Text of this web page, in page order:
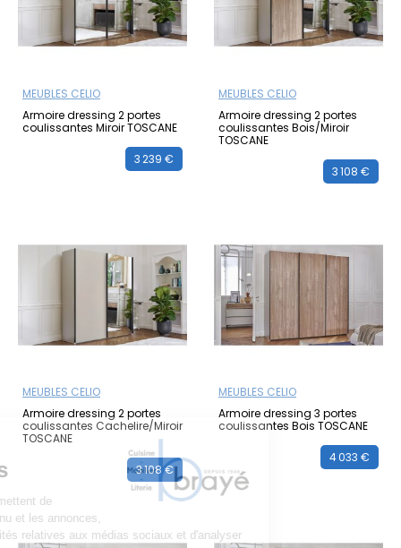
MEUBLES CELIO
Armoire dressing 2 portes
coulissantes Miroir TOSCANE
3 239 €
MEUBLES CELIO
Armoire dressing 2 portes
coulissantes Bois/Miroir
TOSCANE
3 108 €
MEUBLES CELIO
Armoire dressing 2 portes
coulissantes Cachelire/Miroir
TOSCANE
3 108 €
MEUBLES CELIO
Armoire dressing 3 portes
coulissantes Bois TOSCANE
4 033 €